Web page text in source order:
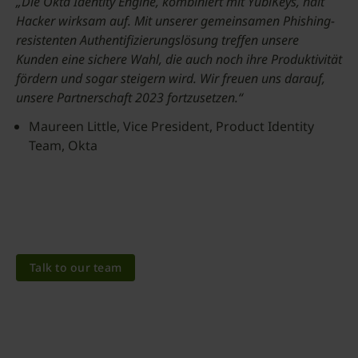
Hacker wirksam auf. Mit unserer gemeinsamen Phishing-
resistenten Authentifizierungslösung treffen unsere
Kunden eine sichere Wahl, die auch noch ihre Produktivität
fördern und sogar steigern wird. Wir freuen uns darauf,
unsere Partnerschaft 2023 fortzusetzen.“
Maureen Little, Vice President, Product Identity
Team, Okta
Talk to our team